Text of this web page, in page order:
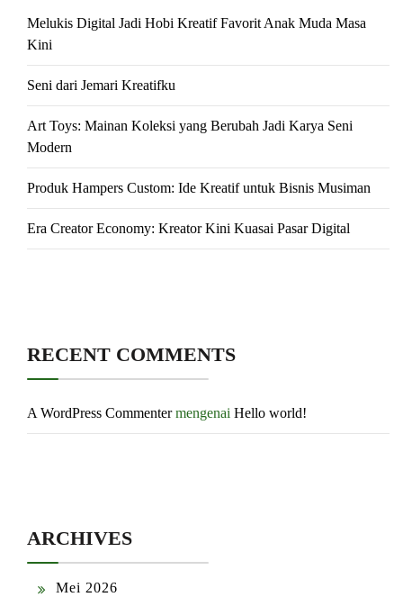
Melukis Digital Jadi Hobi Kreatif Favorit Anak Muda Masa
Kini
Seni dari Jemari Kreatifku
Art Toys: Mainan Koleksi yang Berubah Jadi Karya Seni
Modern
Produk Hampers Custom: Ide Kreatif untuk Bisnis Musiman
Era Creator Economy: Kreator Kini Kuasai Pasar Digital
RECENT COMMENTS
A WordPress Commentermengenai Hello world!
ARCHIVES
Mei 2026